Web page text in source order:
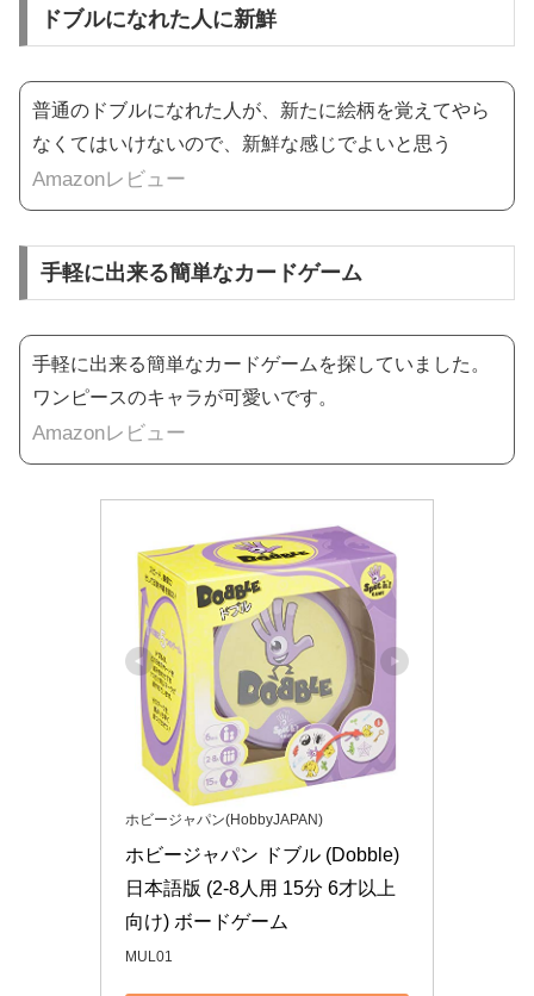
ドブルになれた人に新鮮
普通のドブルになれた人が、新たに絵柄を覚えてやら
なくてはいけないので、新鮮な感じでよいと思う
Amazonレビュー
手軽に出来る簡単なカードゲーム
手軽に出来る簡単なカードゲームを探していました。
ワンピースのキャラが可愛いです。
Amazonレビュー
ホビージャパン(HobbyJAPAN)
ホビージャパン ドブル (Dobble)
日本語版 (2-8人用 15分 6才以上
向け) ボードゲーム
MUL01